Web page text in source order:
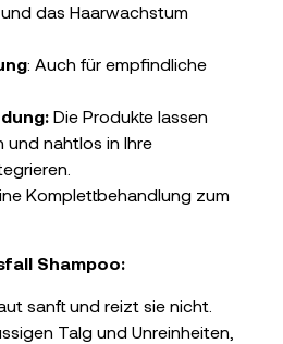
das Haarwachstum
: Auch für empfindliche
Die Produkte lassen
und nahtlos in Ihre
Komplettbehandlung zum
Shampoo:
sanft und reizt sie nicht.
Talg und Unreinheiten,